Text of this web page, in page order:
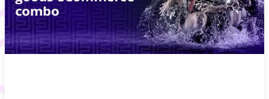
About
REQUEST DEMO